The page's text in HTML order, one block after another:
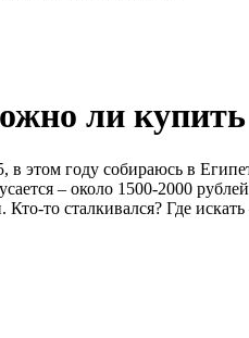
ли
в этом году собираюсь в
– около 1500-2000
Кто-то сталкивался? Где